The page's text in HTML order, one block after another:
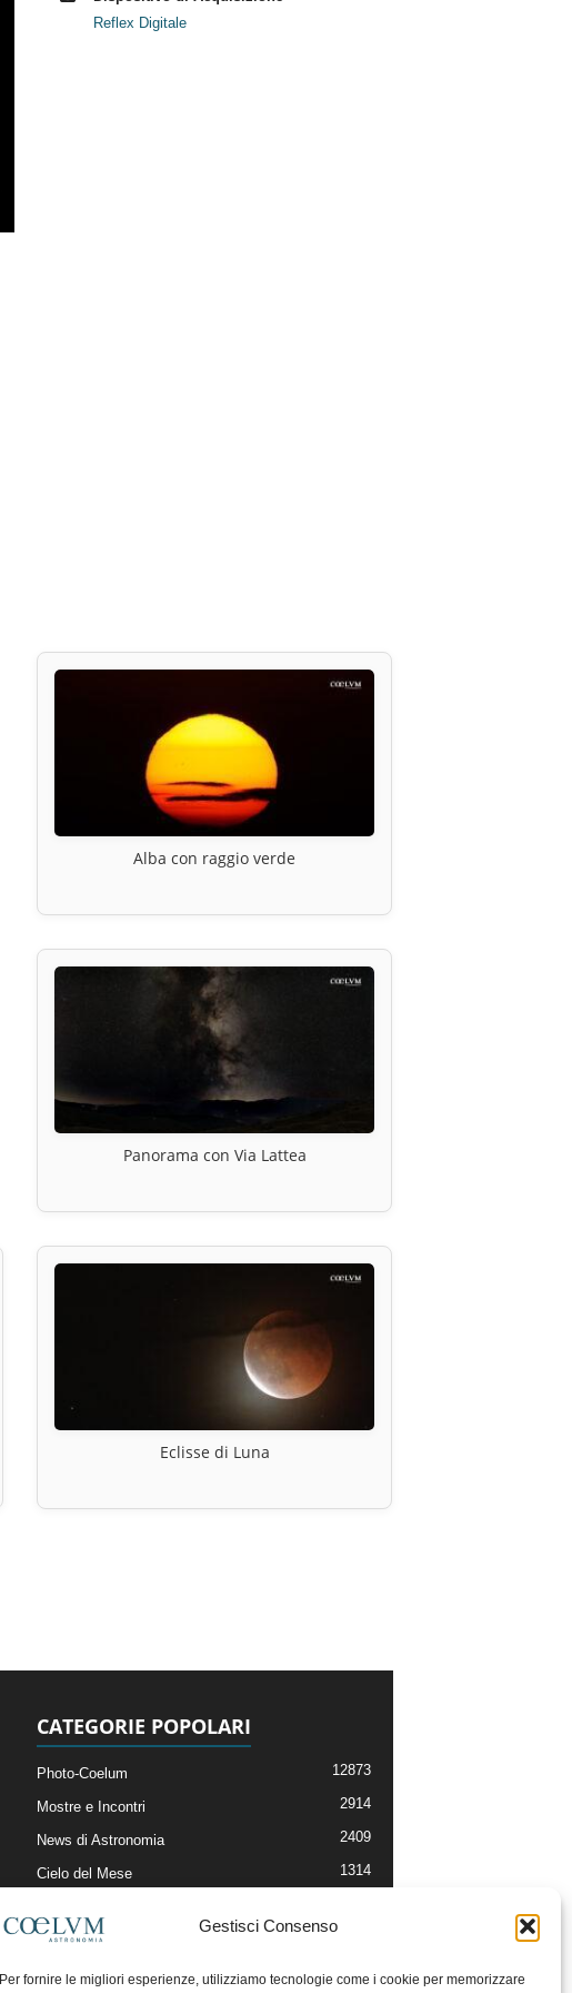
Gestisci Consenso
Per fornire le migliori esperienze, utilizziamo tecnologie come i cookie per memorizzare
Reflex Digitale
Alba con raggio verde
Panorama con Via Lattea
Eclisse di Luna
CATEGORIE POPOLARI
Photo-Coelum 12873
Mostre e Incontri 2914
News di Astronomia 2409
Cielo del Mese 1314
Articoli e Risorse On-Line
Il Blog della Redazione